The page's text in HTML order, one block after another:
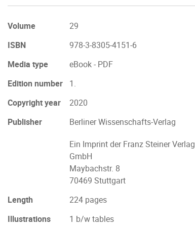
Volume
29
ISBN
978-3-8305-4151-6
Media type
eBook - PDF
Edition number
1.
Copyright year
2020
Publisher
Berliner Wissenschafts-Verlag
Ein Imprint der Franz Steiner Verlag
GmbH
Maybachstr. 8
70469 Stuttgart
Length
224 pages
Illustrations
1 b/w tables